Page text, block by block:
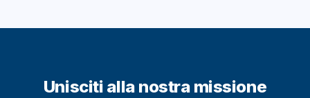
Unisciti alla nostra missione